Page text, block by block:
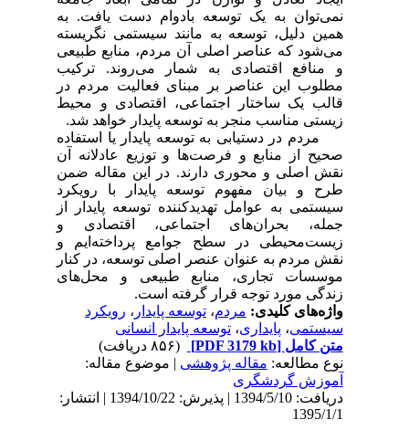
نمی‌توان به یک توسعه بادوام دست یافت. به
همین دلیل، توسعه به مانند سیستمی نگریسته
می‌شود که عناصر اصلی آن مردم، منابع طبیعی
و منافع اقتصادی به شمار می‌روند. ترکیب
مطلوب این عناصر بر مبنای فعالیت مردم در
قالب یک ساختار اجتماعی، اقتصادی و محیط
زیستی مناسب منجر به توسعه پایدار خواهد شد.
مردم در دستیابی به توسعه پایدار یا استفاده
صحیح از منابع و فرصت‌ها و توزیع عادلانه آن
نقش اصلی و محوری دارند. در این مقاله ضمن
طرح و بیان مفهوم توسعه پایدار با رویکرد
سیستمی به عوامل تهدیدکننده توسعه پایدار از
جمله، بحران‌های اجتماعی، اقتصادی و
زیست‌محیطی در سطح جوامع پرداخته‌ایم و
نقش مردم به عنوان عنصر اصلی توسعه، در کنار
موسسات تجاری، منابع طبیعی و محل‌های
زندگی مورد توجه قرار گرفته است.
واژه‌های کلیدی:مردم،توسعه پایدار ، رویکرد
سیستمی،پایداری،توسعه پایدار انسانی
متن کامل[PDF 3179 kb]
نوع مطالعه:مقاله پژوهشی| موضوع مقاله:
آموزش گردشگری
دریافت: 1394/5/10 | پذیرش: 1394/10/22 | انتشار:
1395/1/1